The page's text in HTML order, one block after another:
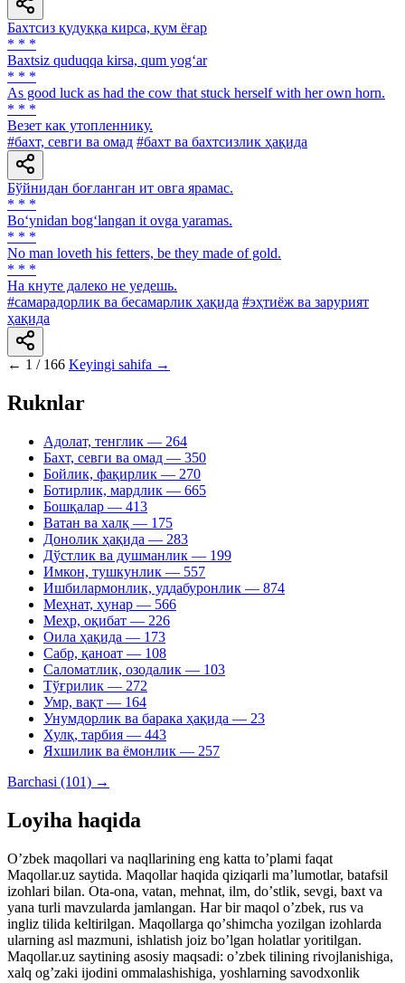
Бахтсиз қудуққа кирса, қум ёғар
* * *
Baxtsiz quduqqa kirsa, qum yog‘ar
* * *
As good luck as had the cow that stuck herself with her own horn.
* * *
Везет как утопленнику.
#бахт, севги ва омад #бахт ва бахтсизлик ҳақида
Бўйнидан боғланган ит овга ярамас.
* * *
Bo‘ynidan bog‘langan it ovga yaramas.
* * *
No man loveth his fetters, be they made of gold.
* * *
На кнуте далеко не уедешь.
#самарадорлик ва бесамарлик ҳақида #эҳтиёж ва зарурият
ҳақида
← 1 / 166 Keyingi sahifa →
Ruknlar
Адолат, тенглик — 264
Бахт, севги ва омад — 350
Бойлик, фақирлик — 270
Ботирлик, мардлик — 665
Бошқалар — 413
Ватан ва халқ — 175
Донолик ҳақида — 283
Дўстлик ва душманлик — 199
Имкон, тушкунлик — 557
Ишбилармонлик, уддабуронлик — 874
Меҳнат, ҳунар — 566
Меҳр, оқибат — 226
Оила ҳақида — 173
Сабр, қаноат — 108
Саломатлик, озодалик — 103
Тўғрилик — 272
Умр, вақт — 164
Унумдорлик ва барака ҳақида — 23
Хулқ, тарбия — 443
Яхшилик ва ёмонлик — 257
Barchasi (101) →
Loyiha haqida
Oʼzbek maqollari va naqllarining eng katta toʼplami faqat
Maqollar.uz saytida. Maqollar haqida qiziqarli maʼlumotlar, batafsil
izohlari bilan. Ota-ona, vatan, mehnat, ilm, doʼstlik, sevgi, baxt va
yana turli mavzularda jamlangan. Har bir maqol oʼzbek, rus va
ingliz tilida keltirilgan. Maqollarga qoʼshimcha yozilgan izohlarda
ularning asl mazmuni, ishlatish joiz boʼlgan holatlar yoritilgan.
Maqollar.uz saytining asosiy maqsadi: oʼzbek tilining rivojlanishiga,
xalq ogʼzaki ijodini ommalashishiga, yoshlarning savodxonlik